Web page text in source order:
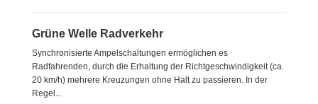
Grüne Welle Radverkehr
Synchronisierte Ampelschaltungen ermöglichen es
Radfahrenden, durch die Erhaltung der Richtgeschwindigkeit (ca.
20 km/h) mehrere Kreuzungen ohne Halt zu passieren. In der
Regel...